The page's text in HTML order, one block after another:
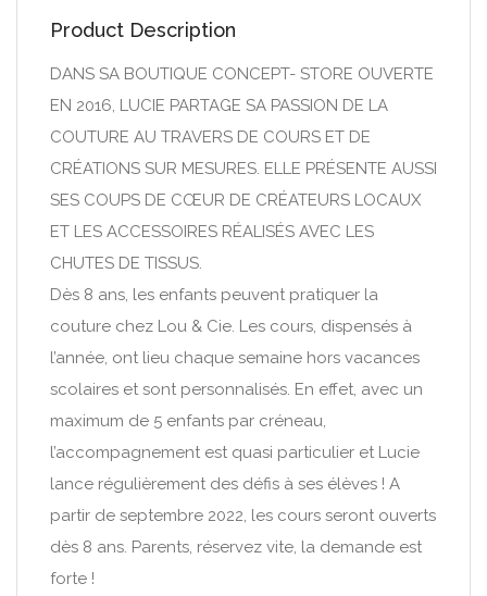
Product Description
DANS SA BOUTIQUE CONCEPT- STORE OUVERTE
EN 2016, LUCIE PARTAGE SA PASSION DE LA
COUTURE AU TRAVERS DE COURS ET DE
CRÉATIONS SUR MESURES. ELLE PRÉSENTE AUSSI
SES COUPS DE CŒUR DE CRÉATEURS LOCAUX
ET LES ACCESSOIRES RÉALISÉS AVEC LES
CHUTES DE TISSUS.
Dès 8 ans, les enfants peuvent pratiquer la
couture chez Lou & Cie. Les cours, dispensés à
l’année, ont lieu chaque semaine hors vacances
scolaires et sont personnalisés. En effet, avec un
maximum de 5 enfants par créneau,
l’accompagnement est quasi particulier et Lucie
lance régulièrement des défis à ses élèves ! A
partir de septembre 2022, les cours seront ouverts
dès 8 ans. Parents, réservez vite, la demande est
forte !